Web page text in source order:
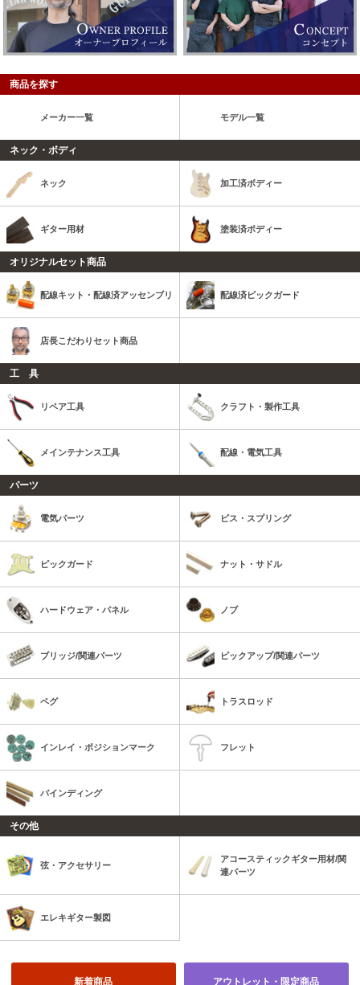
商品を探す
メーカー一覧 モデル一覧
ネック・ボディ
ネック 加工済ボディー
ギター用材 塗装済ボディー
オリジナルセット商品
配線キット・配線済アッセンブリ 配線済ピックガード
店長こだわりセット商品
工 具
リペア工具 クラフト・製作工具
メインテナンス工具 配線・電気工具
パーツ
電気パーツ ビス・スプリング
ピックガード ナット・サドル
ハードウェア・パネル ノブ
ブリッジ/関連パーツ ピックアップ/関連パーツ
ペグ トラスロッド
インレイ・ポジションマーク フレット
バインディング
その他
弦・アクセサリー
アコースティックギター用材/関
連パーツ
エレキギター製図
新着商品 アウトレット・限定商品